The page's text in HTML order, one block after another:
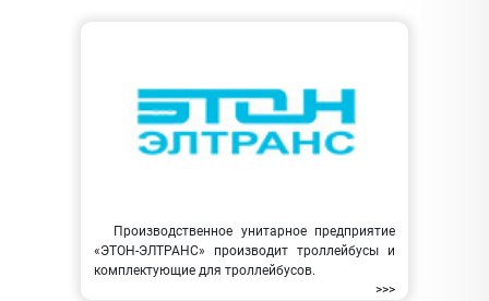
Производственное унитарное предприятие
«ЭТОН-ЭЛТРАНС» производит троллейбусы и
комплектующие для троллейбусов.
>>>